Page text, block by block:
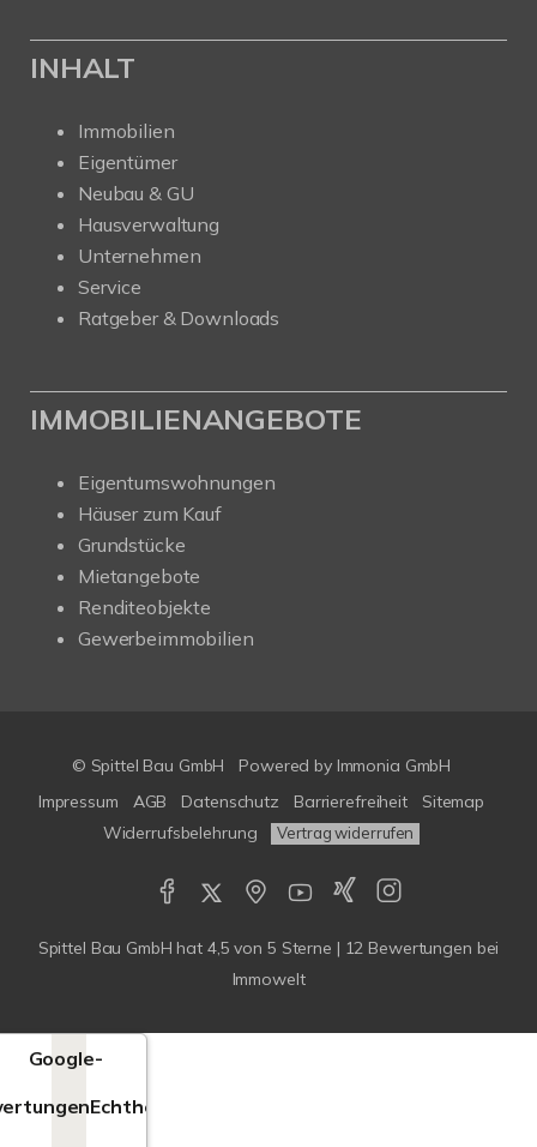
INHALT
Immobilien
Eigentümer
Neubau & GU
Hausverwaltung
Unternehmen
Service
Ratgeber & Downloads
IMMOBILIENANGEBOTE
Eigentumswohnungen
Häuser zum Kauf
Grundstücke
Mietangebote
Renditeobjekte
Gewerbeimmobilien
© Spittel Bau GmbH Powered by Immonia GmbH
Impressum
AGB Datenschutz Barrierefreiheit
Sitemap
Widerrufsbelehrung
Vertrag widerrufen
Spittel Bau GmbH hat 4,5 von 5 Sterne | 12 Bewertungen bei
Immowelt
Google-
Echtheit